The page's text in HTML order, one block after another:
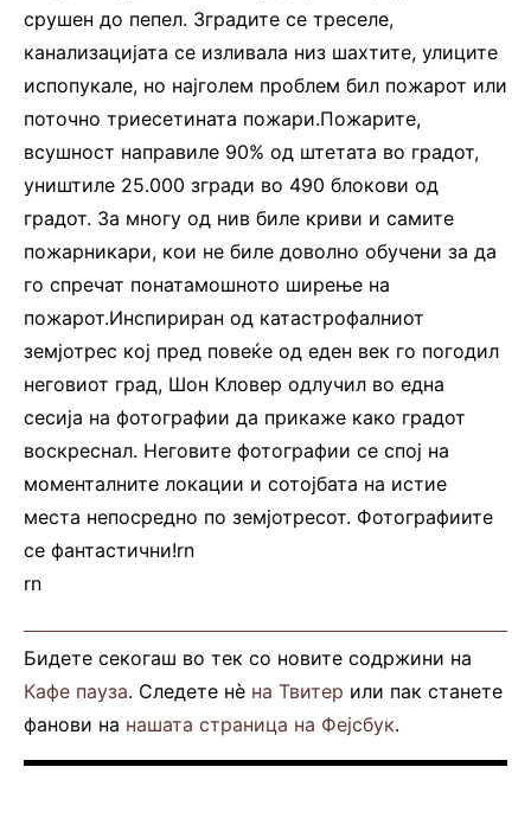
срушен до пепел. Зградите се треселе,
канализацијата се изливала низ шахтите, улиците
испопукале, но најголем проблем бил пожарот или
поточно триесетината пожари.Пожарите,
всушност направиле 90% од штетата во градот,
уништиле 25.000 згради во 490 блокови од
градот. За многу од нив биле криви и самите
пожарникари, кои не биле доволно обучени за да
го спречат понатамошното ширење на
пожарот.Инспириран од катастрофалниот
земјотрес кој пред повеќе од еден век го погодил
неговиот град, Шон Кловер одлучил во една
сесија на фотографии да прикаже како градот
воскреснал. Неговите фотографии се спој на
моменталните локации и сотојбата на истие
места непосредно по земјотресот. Фотографиите
се фантастични!rn
rn
Бидете секогаш во тек со новите содржини на
Кафе пауза. Следете нè на Твитер или пак станете
фанови на нашата страница на Фејсбук.